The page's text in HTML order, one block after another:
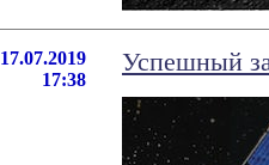
17.07.2019
17:38
Успешный